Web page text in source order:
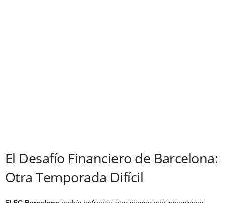
El Desafío Financiero de Barcelona:
Otra Temporada Difícil